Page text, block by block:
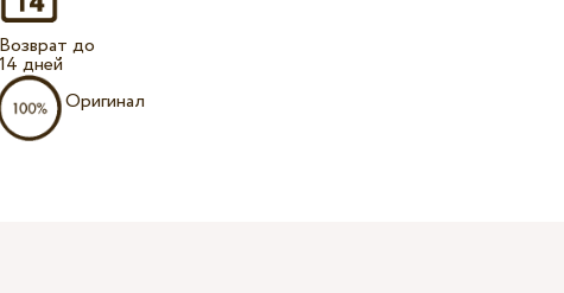
Возврат до
14 дней
Оригинал